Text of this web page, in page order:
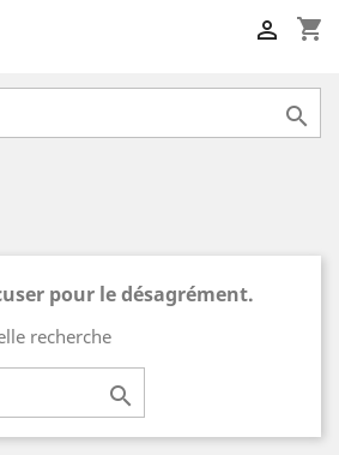
shopping_cart


pour le désagrément.
recherche
